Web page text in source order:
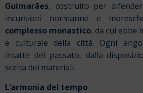
Guimarães, costruito per
incursioni normanne e
complesso monastico, da cui ebbe
e culturale della città. Ogni
intatte del passato, dalla
scelta dei materiali.
L’armonia del tempo